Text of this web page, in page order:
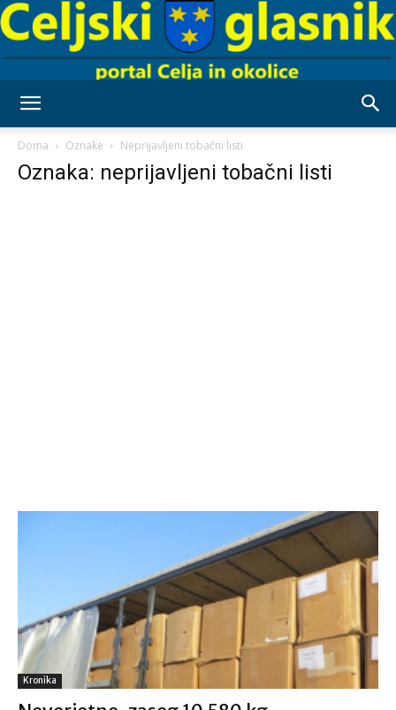
Doma Oznake Neprijavljeni tobačni listi
Oznaka: neprijavljeni tobačni listi
Kronika